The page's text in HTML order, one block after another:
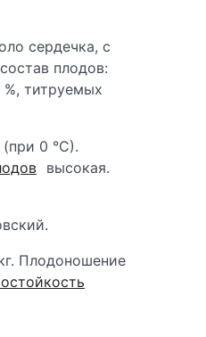
сердечка, с
плодов:
%, титруемых
0 °С).
высокая.
Плодоношение